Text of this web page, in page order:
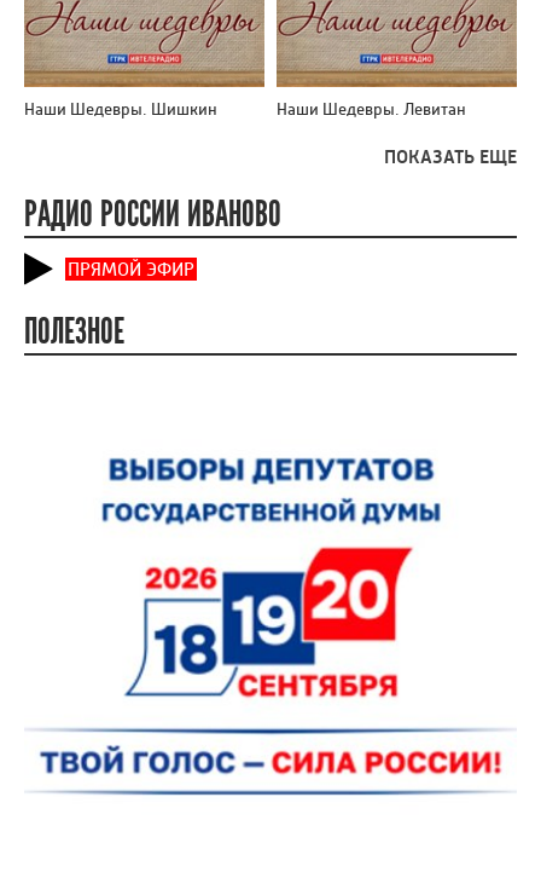
Наши Шедевры. Шишкин Наши Шедевры. Левитан
ПОКАЗАТЬ ЕЩЕ
РАДИО РОССИИ ИВАНОВО
ПРЯМОЙ ЭФИР
ПОЛЕЗНОЕ